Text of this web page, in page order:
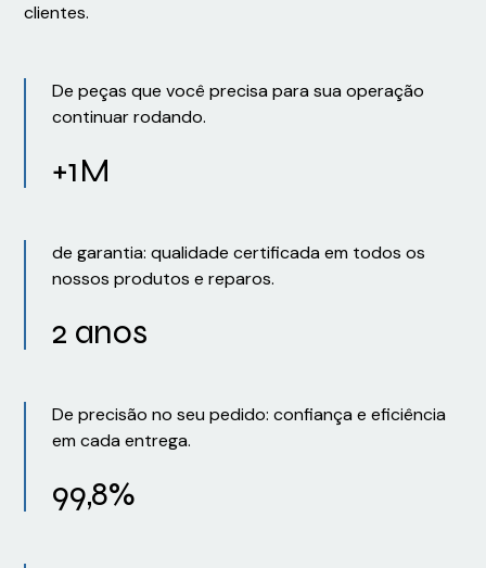
clientes.
De peças que você precisa para sua operação
continuar rodando.
+1M
de garantia: qualidade certificada em todos os
nossos produtos e reparos.
2 anos
De precisão no seu pedido: confiança e eficiência
em cada entrega.
99,8%